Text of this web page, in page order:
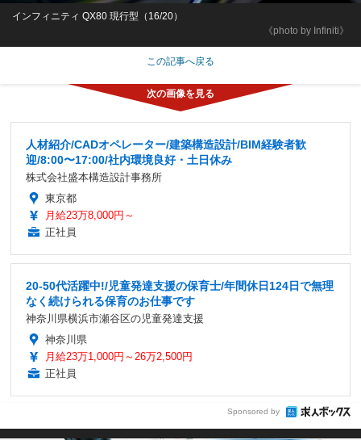
《photo by Infiniti》
インフィニティ QX80 現行型（16/20）
この記事へ戻る
人材紹介/CADオペレーター/建築構造設計/BIM経験者歓
迎/8:00〜17:00/社内環境良好・土日休み
株式会社盛本構造設計事務所
東京都
月給23万8,000円～
正社員
20-50代活躍中!/児童発達支援の保育士/年間休日124日で無理
なく続けられる保育のお仕事です
神奈川県横浜市瀬谷区の児童発達支援
神奈川県
月給23万1,000円～26万2,500円
正社員
Sponsored by